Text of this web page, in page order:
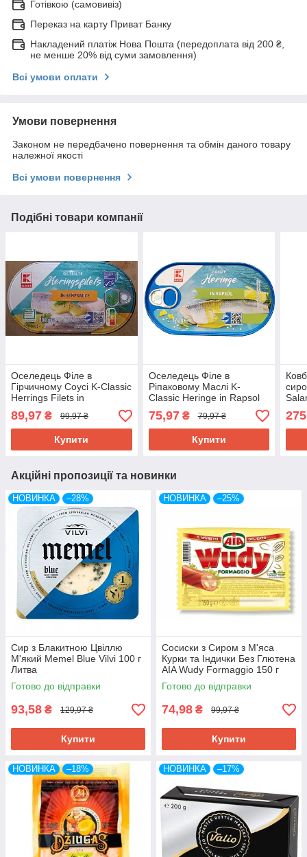
Готівкою (самовивіз)
Переказ на карту Приват Банку
Накладений платіж Нова Пошта (передоплата від 200 ₴,
не менше 20% від суми замовлення)
Всі умови оплати
Умови повернення
Законом не передбачено повернення та обмін даного товару
належної якості
Всі умови повернення
Подібні товари компанії
Оселедець Філе в
Гірчичному Соусі K-Classic
Herrings Filets in
Senfsauce Kaufland 200 г
Німеччина
89,97 ₴ 99,97 ₴
Купити
Оселедець Філе в
Ріпаковому Маслі K-
Classic Heringe in Rapsol
Ganze Kaufland 170 г
Німеччина
75,97₴ 79,97 ₴
Купити
Акційні пропозиції та новинки
НОВИНКА –28%
Сир з Блакитною Цвіллю
М'який Memel Blue Vilvi 100 г
Литва
Готово до відправки
93,58 ₴ 129,97 ₴
Купити
НОВИНКА –25%
Сосиски з Сиром з М'яса
Курки та Індички Без Глютена
AIA Wudy Formaggio 150 г
Італія
Готово до відправки
74,98 ₴ 99,97 ₴
Купити
НОВИНКА –18% НОВИНКА –17%